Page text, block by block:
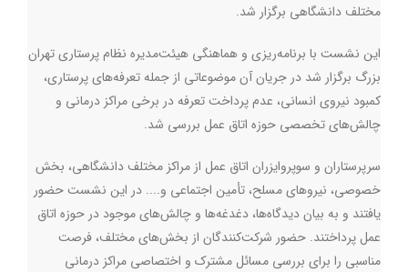
مختلف دانشگاهی برگزار شد.
این نشست با برنامه‌ریزی و هماهنگی هیئت‌مدیره نظام پرستاری تهران
بزرگ برگزار شد در جریان آن موضوعاتی از جمله تعرفه‌های پرستاری،
کمبود نیروی انسانی، عدم پرداخت تعرفه در برخی مراکز درمانی و
چالش‌های تخصصی حوزه اتاق عمل بررسی شد.
سرپرستاران و سوپروایزران اتاق عمل از مراکز مختلف دانشگاهی، بخش
خصوصی، نیروهای مسلح، تأمین اجتماعی و.... در این نشست حضور
یافتند و به بیان دیدگاه‌ها، دغدغه‌ها و چالش‌های موجود در حوزه اتاق
عمل پرداختند. حضور شرکت‌کنندگان از بخش‌های مختلف، فرصت
مناسبی را برای بررسی مسائل مشترک و اختصاصی مراکز درمانی